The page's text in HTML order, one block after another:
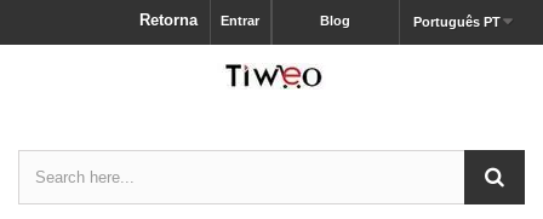
Português PT
Blog
Entrar
Retorna